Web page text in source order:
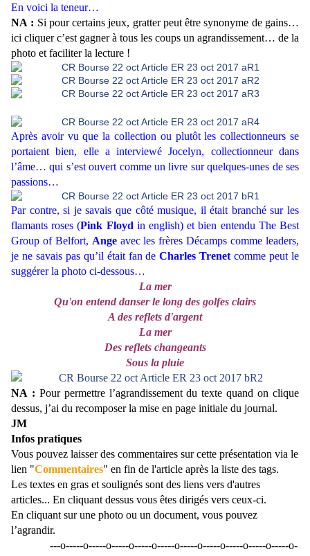
En voici la teneur…
NA : Si pour certains jeux, gratter peut être synonyme de gains…
ici cliquer c’est gagner à tous les coups un agrandissement… de la
photo et faciliter la lecture !
Après avoir vu que la collection ou plutôt les collectionneurs se
portaient bien, elle a interviewé Jocelyn, collectionneur dans
l’âme… qui s’est ouvert comme un livre sur quelques-unes de ses
passions…
Par contre, si je savais que côté musique, il était branché sur les
flamants roses (Pink Floyd in english) et bien entendu The Best
Group of Belfort, Angeavec les frères Décamps comme leaders,
je ne savais pas qu’il était fan deCharles Trenet comme peut le
suggérer la photo ci-dessous…
La mer
Qu'on entend danser le long des golfes clairs
A des reflets d'argent
La mer
Des reflets changeants
Sous la pluie
NA : Pour permettre l’agrandissement du texte quand on clique
dessus, j’ai du recomposer la mise en page initiale du journal.
JM
Infos pratiques
Vous pouvez laisser des commentaires sur cette présentation via le
lien "Commentaires" en fin de l'article après la liste des tags.
Les textes en gras et soulignés sont des liens vers d'autres
articles... En cliquant dessus vous êtes dirigés vers ceux-ci.
En cliquant sur une photo ou un document, vous pouvez
l’agrandir.
---o-----o-----o-----o-----o-----o-----o-----o-----o-----o-----o-